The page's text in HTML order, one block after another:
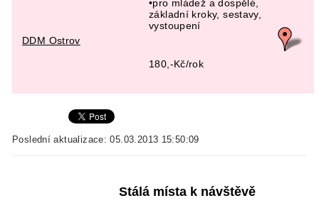
DDM Ostrov
•pro mládež a dospělé,
základní kroky, sestavy,
vystoupení
180,-Kč/rok
Poslední aktualizace: 05.03.2013 15:50:09
Stálá místa k návštěvě